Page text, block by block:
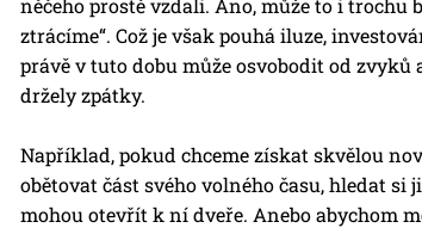
něčeho prostě vzdali. Ano, může to i trochu
ztrácíme“. Což je však pouhá iluze,
právě v tuto dobu může osvobodit od zvyků
držely zpátky.
Například, pokud chceme získat skvělou
obětovat část svého volného času, hledat si
mohou otevřít k ní dveře. Anebo abychom